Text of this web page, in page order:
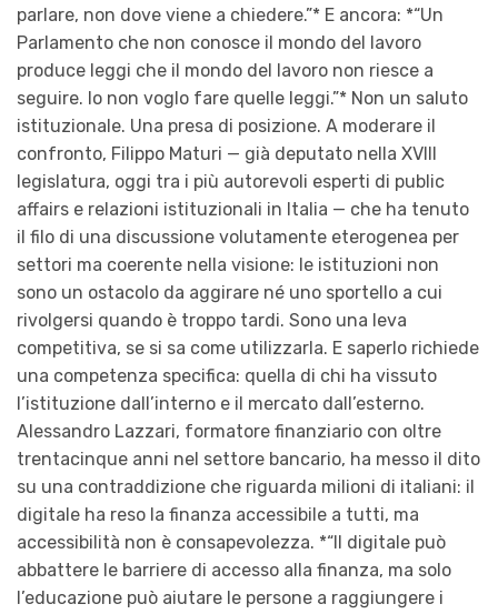
parlare, non dove viene a chiedere.”* E ancora: *“Un
Parlamento che non conosce il mondo del lavoro
produce leggi che il mondo del lavoro non riesce a
seguire. Io non voglo fare quelle leggi.”* Non un saluto
istituzionale. Una presa di posizione. A moderare il
confronto, Filippo Maturi — già deputato nella XVIII
legislatura, oggi tra i più autorevoli esperti di public
affairs e relazioni istituzionali in Italia — che ha tenuto
il filo di una discussione volutamente eterogenea per
settori ma coerente nella visione: le istituzioni non
sono un ostacolo da aggirare né uno sportello a cui
rivolgersi quando è troppo tardi. Sono una leva
competitiva, se si sa come utilizzarla. E saperlo richiede
una competenza specifica: quella di chi ha vissuto
l’istituzione dall’interno e il mercato dall’esterno.
Alessandro Lazzari, formatore finanziario con oltre
trentacinque anni nel settore bancario, ha messo il dito
su una contraddizione che riguarda milioni di italiani: il
digitale ha reso la finanza accessibile a tutti, ma
accessibilità non è consapevolezza. *“Il digitale può
abbattere le barriere di accesso alla finanza, ma solo
l’educazione può aiutare le persone a raggiungere i